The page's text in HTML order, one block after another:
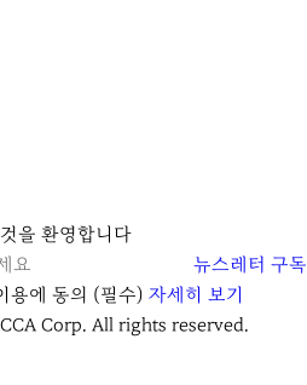
을 환영합니다
뉴스레터 구독
용에 동의 (필수) 자세히 보기
Corp. All rights reserved.